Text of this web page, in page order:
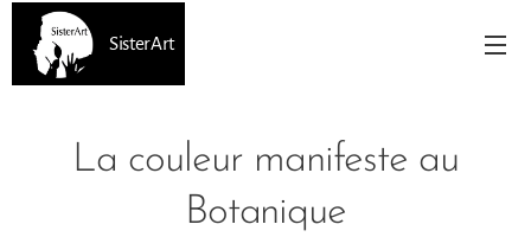
SisterArt
La couleur manifeste au
Botanique